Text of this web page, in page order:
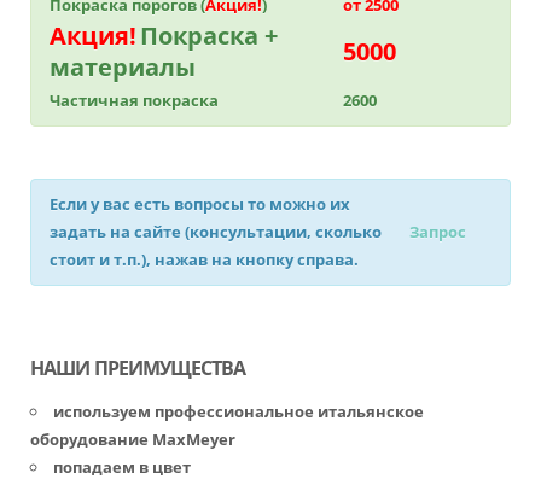
Покраска порогов (Акция!) от 2500
Акция!Покраска +
материалы
5000
Частичная покраска 2600
Если у вас есть вопросы то можно их
задать на сайте (консультации, сколько
стоит и т.п.), нажав на кнопку справа.
Запрос
НАШИ ПРЕИМУЩЕСТВА
используем профессиональное итальянское
оборудование MaxMeyer
попадаем в цвет